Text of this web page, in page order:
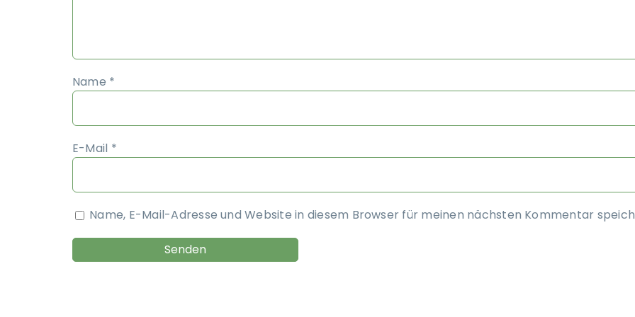
Name *
E-Mail *
Name, E-Mail-Adresse und Website in diesem Browser für meinen nächsten Kommentar